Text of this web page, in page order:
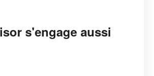
s'engage aussi